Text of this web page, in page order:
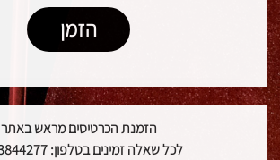
הזמן
הזמנת הכרטיסים מראש באתר
לכל שאלה זמינים בטלפון: 0733844277